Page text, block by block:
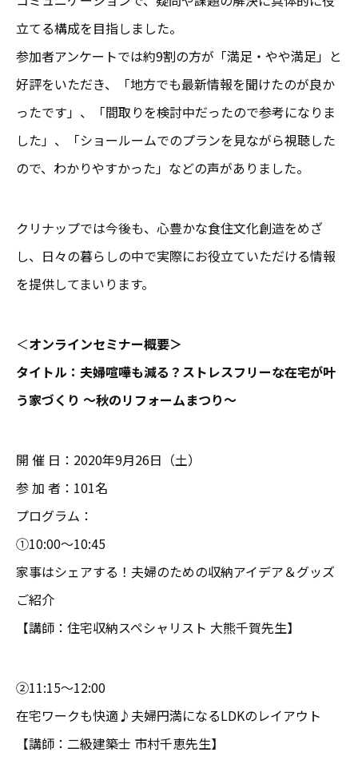
立てる構成を目指しました。
参加者アンケートでは約9割の方が「満足・やや満足」と
好評をいただき、「地方でも最新情報を聞けたのが良か
ったです」、「間取りを検討中だったので参考になりま
した」、「ショールームでのプランを見ながら視聴した
ので、わかりやすかった」などの声がありました。
クリナップでは今後も、心豊かな食住文化創造をめざ
し、日々の暮らしの中で実際にお役立ていただける情報
を提供してまいります。
＜オンラインセミナー概要＞
タイトル：夫婦喧嘩も減る？ストレスフリーな在宅が叶
う家づくり ～秋のリフォームまつり～
開 催 日：2020年9月26日（土）
参 加 者：101名
プログラム：
①10:00～10:45
家事はシェアする！夫婦のための収納アイデア＆グッズ
ご紹介
【講師：住宅収納スペシャリスト 大熊千賀先生】
②11:15～12:00
在宅ワークも快適♪夫婦円満になるLDKのレイアウト
【講師：二級建築士 市村千恵先生】